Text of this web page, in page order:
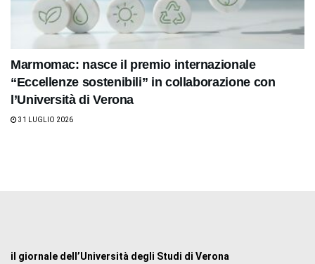
Marmomac: nasce il premio internazionale
“Eccellenze sostenibili” in collaborazione con
l’Università di Verona
31 LUGLIO 2026
il giornale dell’Università degli Studi di Verona